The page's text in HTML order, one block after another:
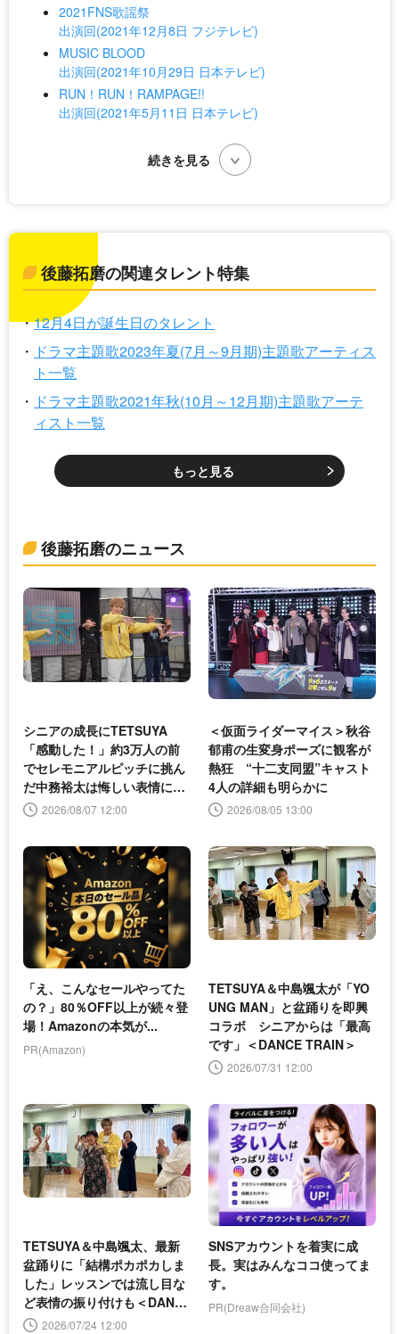
2021FNS歌謡祭
出演回(2021年12月8日 フジテレビ)
MUSIC BLOOD
出演回(2021年10月29日 日本テレビ)
RUN！RUN！RAMPAGE!!
出演回(2021年5月11日 日本テレビ)
後藤拓磨の関連タレント特集
12月4日が誕生日のタレント
ドラマ主題歌2023年夏(7月～9月期)主題歌アーティス
ト一覧
ドラマ主題歌2021年秋(10月～12月期)主題歌アーテ
ィスト一覧
もっと見る
後藤拓磨のニュース
シニアの成長にTETSUYA
「感動した！」約3万人の前
でセレモニアルピッチに挑ん
だ中務裕太は悔しい表情に＜
DANCE TRAIN＞
2026/08/07 12:00
＜仮面ライダーマイス＞秋谷
郁甫の生変身ポーズに観客が
熱狂 “十二支同盟”キャスト
4人の詳細も明らかに
2026/08/05 13:00
「え、こんなセールやってた
の？」80％OFF以上が続々登
場！Amazonの本気が...
PR(Amazon)
TETSUYA＆中島颯太が「YO
UNG MAN」と盆踊りを即興
コラボ シニアからは「最高
です」＜DANCE TRAIN＞
2026/07/31 12:00
TETSUYA＆中島颯太、最新
盆踊りに「結構ポカポカしま
した」レッスンでは流し目な
ど表情の振り付けも＜DANC
E TRAIN＞
2026/07/24 12:00
SNSアカウントを着実に成
長。実はみんなココ使ってま
す。
PR(Dreaw合同会社)